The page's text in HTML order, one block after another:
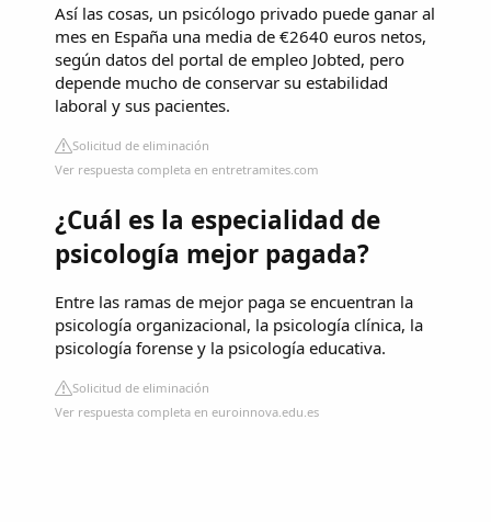
Así las cosas, un psicólogo privado puede ganar al
mes en España una media de €2640 euros netos,
según datos del portal de empleo Jobted, pero
depende mucho de conservar su estabilidad
laboral y sus pacientes.
Solicitud de eliminación
Ver respuesta completa en entretramites.com
¿Cuál es la especialidad de
psicología mejor pagada?
Entre las ramas de mejor paga se encuentran la
psicología organizacional, la psicología clínica, la
psicología forense y la psicología educativa.
Solicitud de eliminación
Ver respuesta completa en euroinnova.edu.es